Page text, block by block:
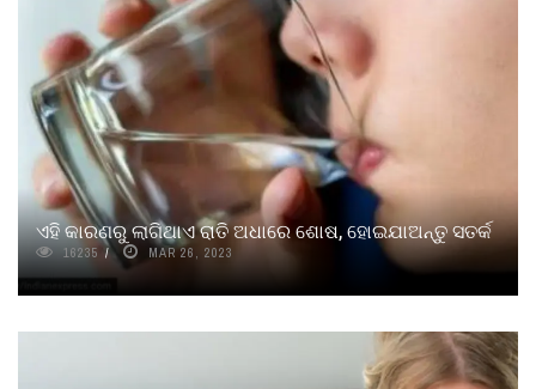
ଏହି କାରଣରୁ ଲାଗିଥାଏ ରାତି ଅଧାରେ ଶୋଷ, ହୋଇଯାଅନ୍ତୁ ସତର୍କ
16235 MAR 26, 2023